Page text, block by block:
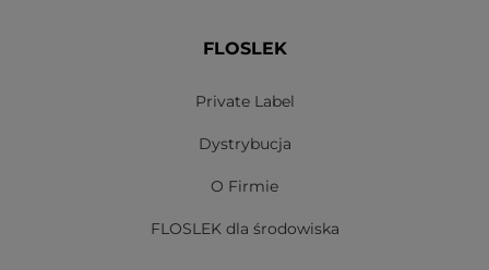
FLOSLEK
Private Label
Dystrybucja
O Firmie
FLOSLEK dla środowiska